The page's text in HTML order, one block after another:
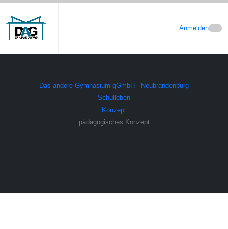
Anmelden
Das andere Gymnasium gGmbH - Neubrandenburg
Schulleben
Konzept
pädagogisches Konzept